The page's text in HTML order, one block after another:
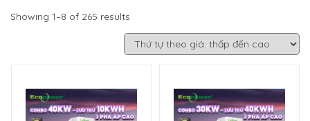
Showing 1–8 of 265 results